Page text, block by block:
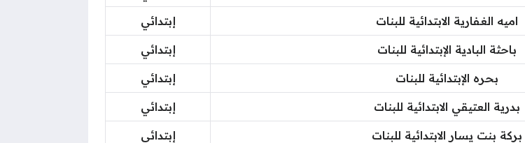
اميه الغفارية الابتدائية للبنات إبتدائي
باحثة البادية الإبتدائية للبنات إبتدائي
بحره الإبتدائية للبنات إبتدائي
بدرية العتيقي الابتدائية للبنات إبتدائي
بركة بنت يسار الابتدائية للبنات إبتدائي